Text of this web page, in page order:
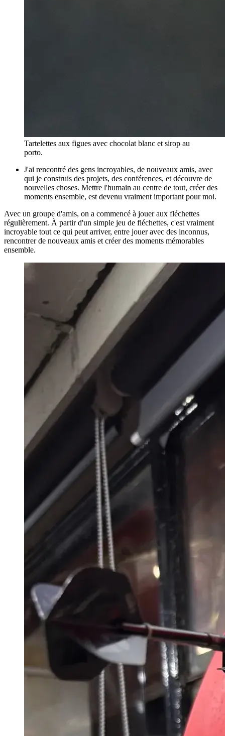
Tartelettes aux figues avec chocolat blanc et sirop au
porto.
J'ai rencontré des gens incroyables, de nouveaux amis, avec
qui je construis des projets, des conférences, et découvre de
nouvelles choses. Mettre l'humain au centre de tout, créer des
moments ensemble, est devenu vraiment important pour moi.
Avec un groupe d'amis, on a commencé à jouer aux fléchettes
régulièrement. À partir d'un simple jeu de fléchettes, c'est vraiment
incroyable tout ce qui peut arriver, entre jouer avec des inconnus,
rencontrer de nouveaux amis et créer des moments mémorables
ensemble.